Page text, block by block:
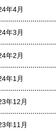
年4月
年3月
年2月
年1月
年12月
年11月